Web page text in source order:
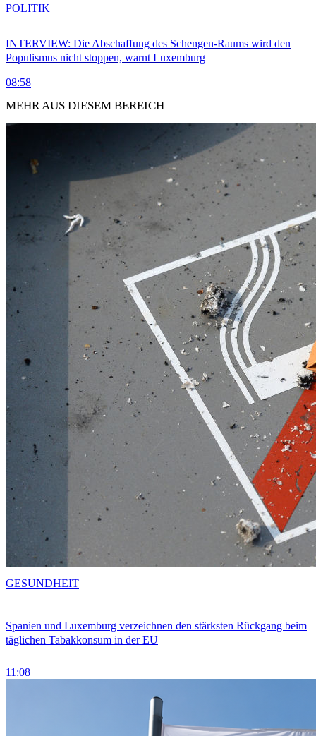
INTERVIEW: Die Abschaffung des Schengen-Raums wird den
Populismus nicht stoppen, warnt Luxemburg
08:58
POLITIK
MEHR AUS DIESEM BEREICH
Spanien und Luxemburg verzeichnen den stärksten Rückgang beim
täglichen Tabakkonsum in der EU
11:08
GESUNDHEIT